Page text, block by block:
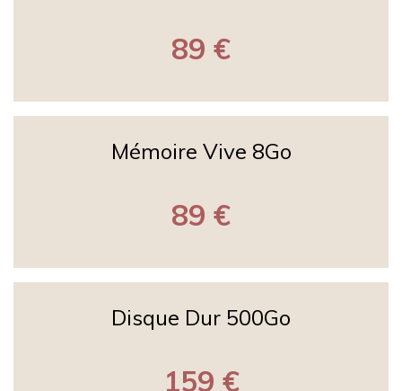
89 €
Mémoire Vive 8Go
89 €
Disque Dur 500Go
159 €